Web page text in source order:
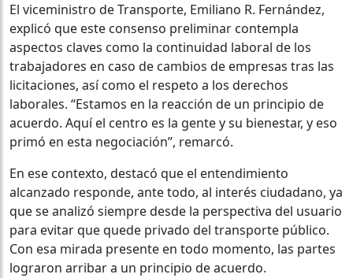
El viceministro de Transporte, Emiliano R. Fernández,
explicó que este consenso preliminar contempla
aspectos claves como la continuidad laboral de los
trabajadores en caso de cambios de empresas tras las
licitaciones, así como el respeto a los derechos
laborales. “Estamos en la reacción de un principio de
acuerdo. Aquí el centro es la gente y su bienestar, y eso
primó en esta negociación”, remarcó.
En ese contexto, destacó que el entendimiento
alcanzado responde, ante todo, al interés ciudadano, ya
que se analizó siempre desde la perspectiva del usuario
para evitar que quede privado del transporte público.
Con esa mirada presente en todo momento, las partes
lograron arribar a un principio de acuerdo.